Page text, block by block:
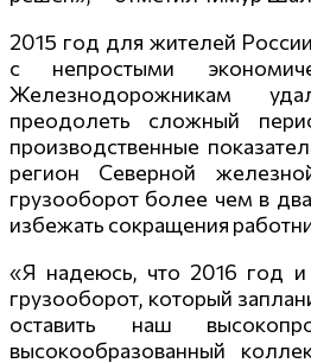
2015 год для жителей
с непростыми
Железнодорожникам
преодолеть сложный
производственные
регион Северной
грузооборот более чем в
избежать сокращения
«Я надеюсь, что 2016 год и
грузооборот, который
оставить наш
высокообразованный